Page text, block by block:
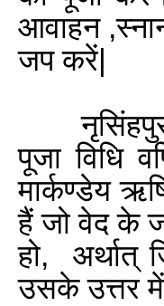
आवाहन
जप करें|
पूजा विधि
मार्कण्डेय
हैं जो वेद के
हो,
अर्थात्
उसके उत्तर में